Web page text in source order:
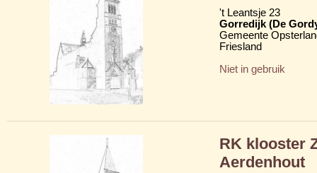
't Leantsje 23
Gorredijk (De
Gemeente
Friesland
Niet in gebruik
RK klooster
Aerdenhout